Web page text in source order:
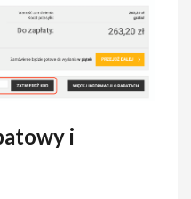
i